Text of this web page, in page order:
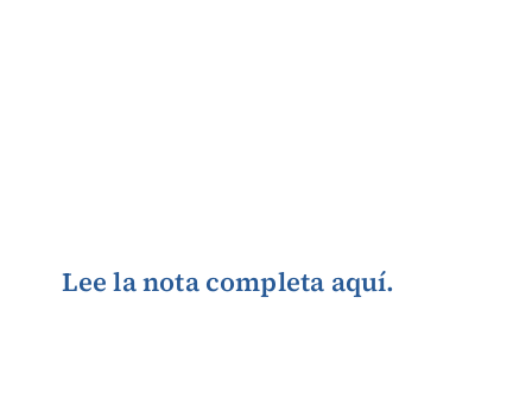
Lee la nota completa aquí.